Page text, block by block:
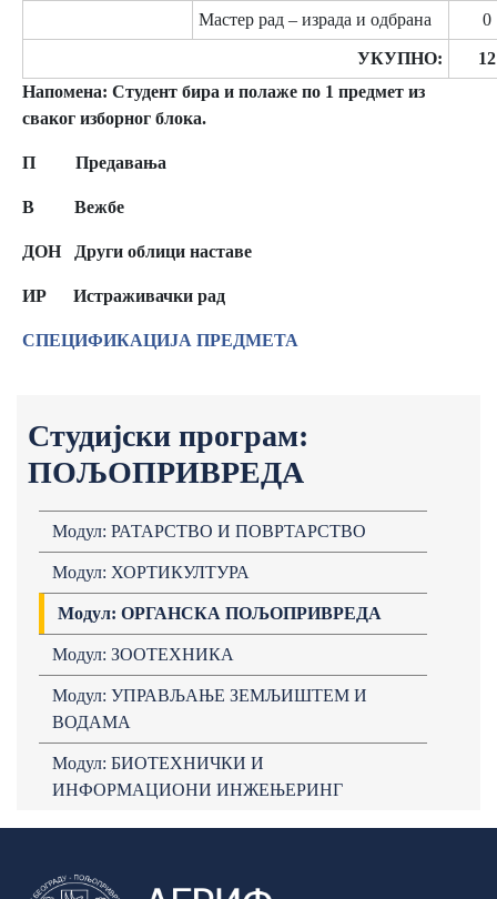
Студијски програм:
ПОЉОПРИВРЕДА
Модул: РАТАРСТВО И ПОВРТАРСТВО
Модул: ХОРТИКУЛТУРА
Модул: ОРГАНСКА ПОЉОПРИВРЕДА
Модул: ЗООТЕХНИКА
Модул: УПРАВЉАЊЕ ЗЕМЉИШТЕМ И
ВОДАМА
Модул: БИОТЕХНИЧКИ И
ИНФОРМАЦИОНИ ИНЖЕЊЕРИНГ
Мастер рад – израда и одбрана 0
УКУПНО:
12
Напомена: Студент бира и полаже по 1 предмет из
сваког изборног блока.
П Предавања
В Вежбе
ДОН Други облици наставе
ИР Истраживачки рад
СПЕЦИФИКАЦИЈА ПРЕДМЕТА